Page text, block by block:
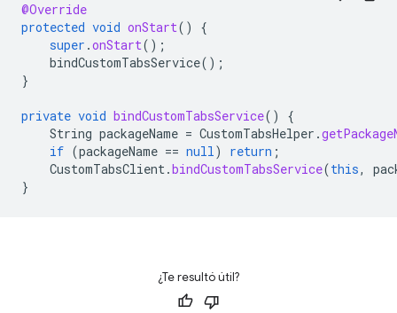
@Override
protected void onStart()
{
super .onStart();
bindCustomTabsService();
}
private void bindCustomTabsService()
{
String packageName = CustomTabsHelper .
if (packageName == null) return ;
CustomTabsClient.bindCustomTabsService(this,
}
¿Te resultó útil?